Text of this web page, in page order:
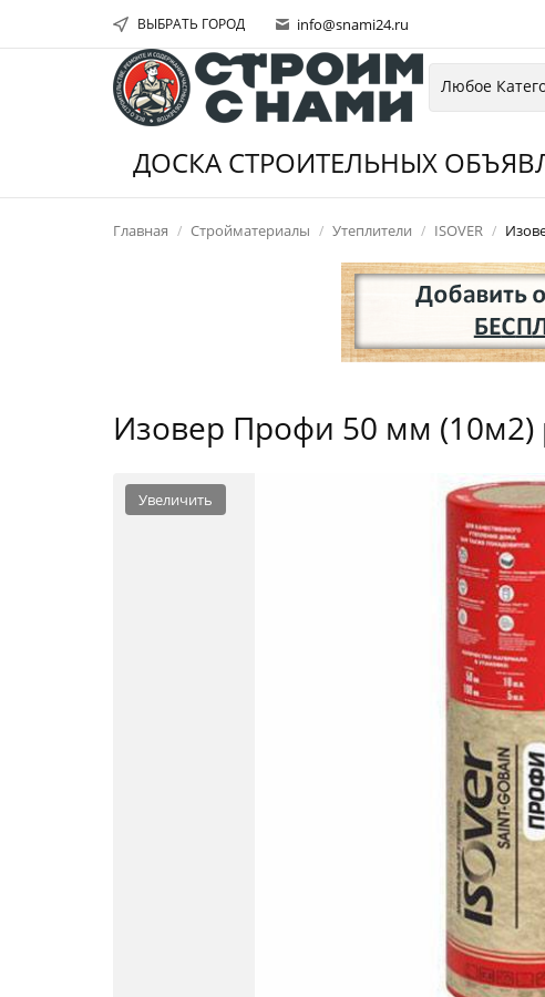
ВЫБРАТЬ ГОРОД info@snami24.ru
ДОСКА СТРОИТЕЛЬНЫХ
Главная Стройматериалы Утеплители ISOVER
Изовер Профи 50 мм (10м2)
Увеличить